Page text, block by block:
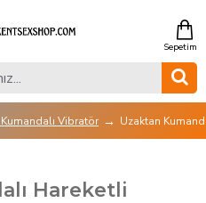
Vibratör Uzaktan
Hareketli